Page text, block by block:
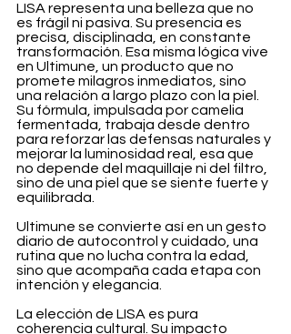
LISA representa una belleza que no
es frágil ni pasiva. Su presencia es
precisa, disciplinada, en constante
transformación. Esa misma lógica vive
en Ultimune, un producto que no
promete milagros inmediatos, sino
una relación a largo plazo con la piel.
Su fórmula, impulsada por camelia
fermentada, trabaja desde dentro
para reforzar las defensas naturales y
mejorar la luminosidad real, esa que
no depende del maquillaje ni del filtro,
sino de una piel que se siente fuerte y
equilibrada.
Ultimune se convierte así en un gesto
diario de autocontrol y cuidado, una
rutina que no lucha contra la edad,
sino que acompaña cada etapa con
intención y elegancia.
La elección de LISA es pura
coherencia cultural. Su impacto